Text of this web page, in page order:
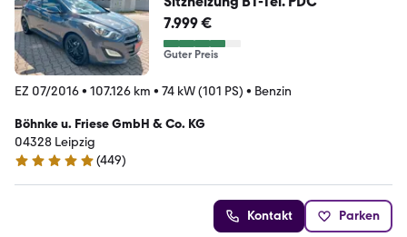
7.999 €
Guter Preis
EZ 07/2016• 107.126 km • 74 kW (101 PS) • Benzin
Böhnke u. Friese GmbH & Co. KG
04328 Leipzig
4.8 Sterne
(449)
Kontakt Parken